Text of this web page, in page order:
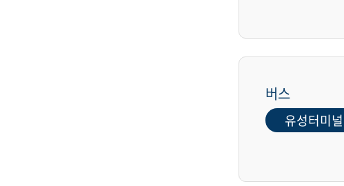
버스
유성터미널